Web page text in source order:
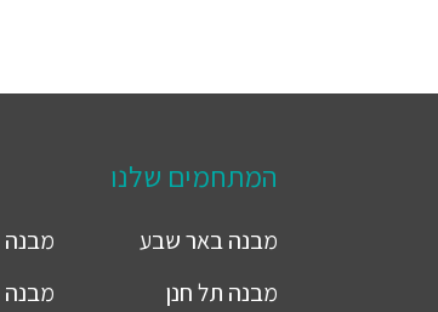
המתחמים שלנו
מבנהבאר שבע מבנה
מבנה תל חנן מבנה